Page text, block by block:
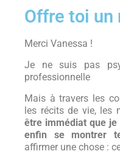
Offre toi un
Merci Vanessa !
Je ne suis pas
professionnelle
Mais à travers les
les récits de vie, les
être immédiat que
enfin se montrer
affirmer une chose :